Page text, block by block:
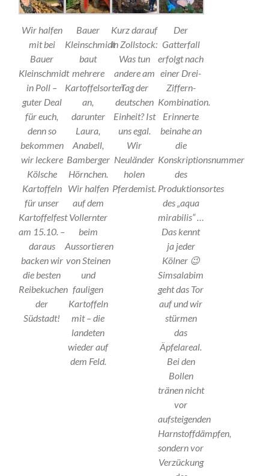
Wir halfen
mit bei
Bauer
Kleinschmidt
in Poll –
guter Deal
für euch,
denn so
bekommen
wir leckere
Kölsche
Kartoffeln
für unser
Kartoffelfest
am 15.10. –
daraus
backen wir
die besten
Reibekuchen
der
Südstadt!
Bauer
Kleinschmidt
baut
mehrere
Kartoffelsorten
an,
darunter
Laura,
Anabell,
Bamberger
Hörnchen.
Wir halfen
auf dem
Vollernter
beim
Aussortieren
von Steinen
und
fauligen
Kartoffeln
mit – die
landeten
wieder auf
dem Feld.
Kurz darauf
in Zollstock:
Was tun
andere am
Tag der
deutschen
Einheit? Ist
uns egal.
Wir
Neuländer
holen
Pferdemist.
Der
Gatterfall
erfolgt nach
einer Drei-
Ziffern-
Kombination.
Erinnerte
beinahe an
die
Konskriptionsnummer
des
Produktionsortes
des „aqua
mirabilis“ …
Das kennt
ja jeder
Kölner 😉
Simsalabim
geht das Tor
auf und wir
stürmen
das
Äpfelareal.
Bei den
Bollen
tränen nicht
vor
aufsteigenden
Harnstoffdämpfen,
sondern vor
Verzückung